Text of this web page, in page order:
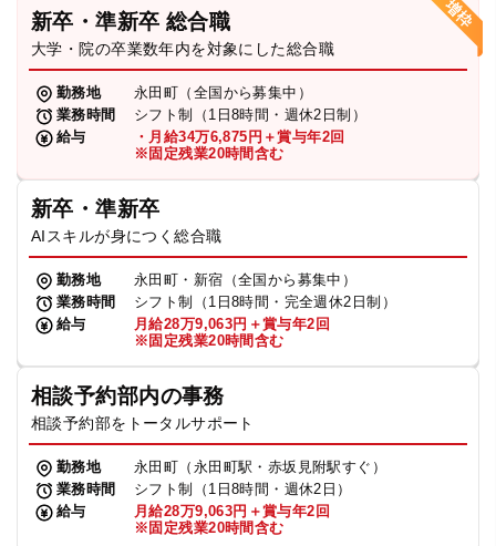
新卒・準新卒 総合職
大学・院の卒業数年内を対象にした総合職
勤務地
永田町（全国から募集中）
業務時間
シフト制（1日8時間・週休2日制）
給与
・月給34万6,875円＋賞与年2回
※固定残業20時間含む
新卒・準新卒
AIスキルが身につく総合職
勤務地
永田町・新宿（全国から募集中）
業務時間
シフト制（1日8時間・完全週休2日制）
給与
月給28万9,063円＋賞与年2回
※固定残業20時間含む
相談予約部内の事務
相談予約部をトータルサポート
勤務地
永田町（永田町駅・赤坂見附駅すぐ）
業務時間
シフト制（1日8時間・週休2日）
給与
月給28万9,063円＋賞与年2回
※固定残業20時間含む